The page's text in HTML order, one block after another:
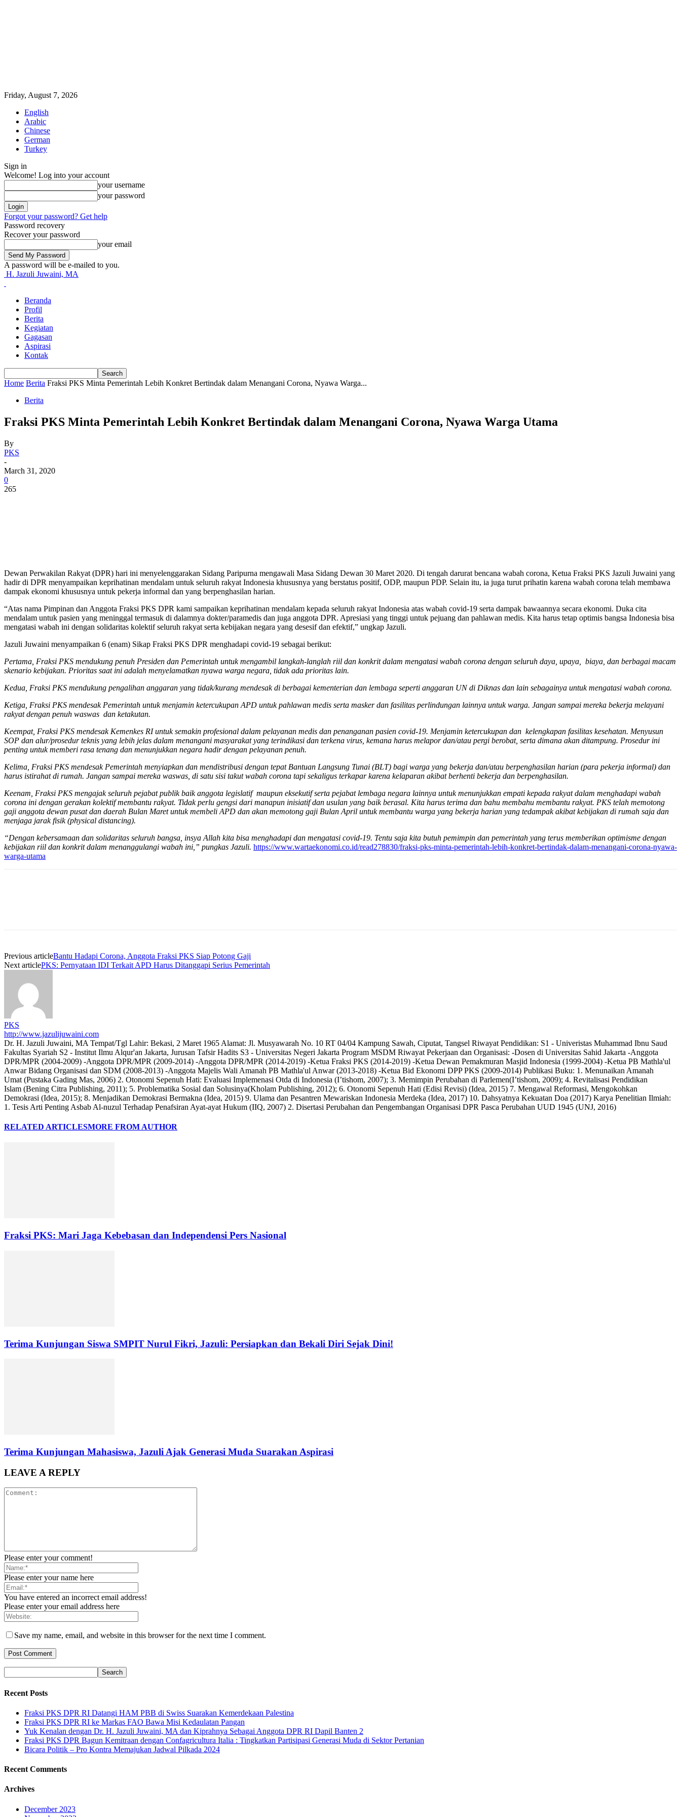
Friday, August 7, 2026
English
Arabic
Chinese
German
Turkey
Sign in
Welcome! Log into your account
your username
your password
Forgot your password? Get help
Password recovery
Recover your password
your email
A password will be e-mailed to you.
H. Jazuli Juwaini, MA
Beranda
Profil
Berita
Kegiatan
Gagasan
Aspirasi
Kontak
Home Berita Fraksi PKS Minta Pemerintah Lebih Konkret Bertindak dalam Menangani Corona, Nyawa Warga...
Berita
Fraksi PKS Minta Pemerintah Lebih Konkret Bertindak dalam Menangani Corona, Nyawa Warga Utama
By
PKS
-
March 31, 2020
0
265
Dewan Perwakilan Rakyat (DPR) hari ini menyelenggarakan Sidang Paripurna mengawali Masa Sidang Dewan 30 Maret 2020. Di tengah darurat bencana wabah corona, Ketua Fraksi PKS Jazuli Juwaini yang
hadir di DPR menyampaikan keprihatinan mendalam untuk seluruh rakyat Indonesia khususnya yang berstatus positif, ODP, maupun PDP. Selain itu, ia juga turut prihatin karena wabah corona telah membawa
dampak ekonomi khususnya untuk pekerja informal dan yang berpenghasilan harian.
“Atas nama Pimpinan dan Anggota Fraksi PKS DPR kami sampaikan keprihatinan mendalam kepada seluruh rakyat Indonesia atas wabah covid-19 serta dampak bawaannya secara ekonomi. Duka cita
mendalam untuk pasien yang meninggal termasuk di dalamnya dokter/paramedis dan juga anggota DPR. Apresiasi yang tinggi untuk pejuang dan pahlawan medis. Kita harus tetap optimis bangsa Indonesia bisa
mengatasi wabah ini dengan solidaritas kolektif seluruh rakyat serta kebijakan negara yang desesif dan efektif,” ungkap Jazuli.
Jazuli Juwaini menyampaikan 6 (enam) Sikap Fraksi PKS DPR menghadapi covid-19 sebagai berikut:
Pertama, Fraksi PKS mendukung penuh Presiden dan Pemerintah untuk mengambil langkah-langlah riil dan konkrit dalam mengatasi wabah corona dengan seluruh daya, upaya, biaya, dan berbagai macam
skenario kebijakan. Prioritas saat ini adalah menyelamatkan nyawa warga negara, tidak ada prioritas lain.
Kedua, Fraksi PKS mendukung pengalihan anggaran yang tidak/kurang mendesak di berbagai kementerian dan lembaga seperti anggaran UN di Diknas dan lain sebagainya untuk mengatasi wabah corona.
Ketiga, Fraksi PKS mendesak Pemerintah untuk menjamin ketercukupan APD untuk pahlawan medis serta masker dan fasilitas perlindungan lainnya untuk warga. Jangan sampai mereka bekerja melayani
rakyat dengan penuh waswas dan ketakutan.
Keempat, Fraksi PKS mendesak Kemenkes RI untuk semakin profesional dalam pelayanan medis dan penanganan pasien covid-19. Menjamin ketercukupan dan kelengkapan fasilitas kesehatan. Menyusun
SOP dan alur/prosedur teknis yang lebih jelas dalam menangani masyarakat yang terindikasi dan terkena virus, kemana harus melapor dan/atau pergi berobat, serta dimana akan ditampung. Prosedur ini
penting untuk memberi rasa tenang dan menunjukkan negara hadir dengan pelayanan penuh.
Kelima, Fraksi PKS mendesak Pemerintah menyiapkan dan mendistribusi dengan tepat Bantuan Langsung Tunai (BLT) bagi warga yang bekerja dan/atau berpenghasilan harian (para pekerja informal) dan
harus istirahat di rumah. Jangan sampai mereka waswas, di satu sisi takut wabah corona tapi sekaligus terkapar karena kelaparan akibat berhenti bekerja dan berpenghasilan.
Keenam, Fraksi PKS mengajak seluruh pejabat publik baik anggota legislatif maupun eksekutif serta pejabat lembaga negara lainnya untuk menunjukkan empati kepada rakyat dalam menghadapi wabah
corona ini dengan gerakan kolektif membantu rakyat. Tidak perlu gengsi dari manapun inisiatif dan usulan yang baik berasal. Kita harus terima dan bahu membahu membantu rakyat. PKS telah memotong
gaji anggota dewan pusat dan daerah Bulan Maret untuk membeli APD dan akan memotong gaji Bulan April untuk membantu warga yang bekerja harian yang tedampak akibat kebijakan di rumah saja dan
menjaga jarak fisik (physical distancing).
“Dengan kebersamaan dan solidaritas seluruh bangsa, insya Allah kita bisa menghadapi dan mengatasi covid-19. Tentu saja kita butuh pemimpin dan pemerintah yang terus memberikan optimisme dengan
kebijakan riil dan konkrit dalam menanggulangi wabah ini,” pungkas Jazuli. https://www.wartaekonomi.co.id/read278830/fraksi-pks-minta-pemerintah-lebih-konkret-bertindak-dalam-menangani-corona-nyawa-
warga-utama
Previous articleBantu Hadapi Corona, Anggota Fraksi PKS Siap Potong Gaji
Next articlePKS: Pernyataan IDI Terkait APD Harus Ditanggapi Serius Pemerintah
PKS
http://www.jazulijuwaini.com
Dr. H. Jazuli Juwaini, MA Tempat/Tgl Lahir: Bekasi, 2 Maret 1965 Alamat: Jl. Musyawarah No. 10 RT 04/04 Kampung Sawah, Ciputat, Tangsel Riwayat Pendidikan: S1 - Univeristas Muhammad Ibnu Saud
Fakultas Syariah S2 - Institut Ilmu Alqur'an Jakarta, Jurusan Tafsir Hadits S3 - Universitas Negeri Jakarta Program MSDM Riwayat Pekerjaan dan Organisasi: -Dosen di Universitas Sahid Jakarta -Anggota
DPR/MPR (2004-2009) -Anggota DPR/MPR (2009-2014) -Anggota DPR/MPR (2014-2019) -Ketua Fraksi PKS (2014-2019) -Ketua Dewan Pemakmuran Masjid Indonesia (1999-2004) -Ketua PB Mathla'ul
Anwar Bidang Organisasi dan SDM (2008-2013) -Anggota Majelis Wali Amanah PB Mathla'ul Anwar (2013-2018) -Ketua Bid Ekonomi DPP PKS (2009-2014) Publikasi Buku: 1. Menunaikan Amanah
Umat (Pustaka Gading Mas, 2006) 2. Otonomi Sepenuh Hati: Evaluasi Implemenasi Otda di Indonesia (I’tishom, 2007); 3. Memimpin Perubahan di Parlemen(I’tishom, 2009); 4. Revitalisasi Pendidikan
Islam (Bening Citra Publishing, 2011); 5. Problematika Sosial dan Solusinya(Kholam Publishing, 2012); 6. Otonomi Sepenuh Hati (Edisi Revisi) (Idea, 2015) 7. Mengawal Reformasi, Mengokohkan
Demokrasi (Idea, 2015); 8. Menjadikan Demokrasi Bermakna (Idea, 2015) 9. Ulama dan Pesantren Mewariskan Indonesia Merdeka (Idea, 2017) 10. Dahsyatnya Kekuatan Doa (2017) Karya Penelitian Ilmiah:
1. Tesis Arti Penting Asbab Al-nuzul Terhadap Penafsiran Ayat-ayat Hukum (IIQ, 2007) 2. Disertasi Perubahan dan Pengembangan Organisasi DPR Pasca Perubahan UUD 1945 (UNJ, 2016)
RELATED ARTICLESMORE FROM AUTHOR
Fraksi PKS: Mari Jaga Kebebasan dan Independensi Pers Nasional
Terima Kunjungan Siswa SMPIT Nurul Fikri, Jazuli: Persiapkan dan Bekali Diri Sejak Dini!
Terima Kunjungan Mahasiswa, Jazuli Ajak Generasi Muda Suarakan Aspirasi
LEAVE A REPLY
Please enter your comment!
Please enter your name here
You have entered an incorrect email address!
Please enter your email address here
Save my name, email, and website in this browser for the next time I comment.
Recent Posts
Fraksi PKS DPR RI Datangi HAM PBB di Swiss Suarakan Kemerdekaan Palestina
Fraksi PKS DPR RI ke Markas FAO Bawa Misi Kedaulatan Pangan
Yuk Kenalan dengan Dr. H. Jazuli Juwaini, MA dan Kiprahnya Sebagai Anggota DPR RI Dapil Banten 2
Fraksi PKS DPR Bagun Kemitraan dengan Confagricultura Italia : Tingkatkan Partisipasi Generasi Muda di Sektor Pertanian
Bicara Politik – Pro Kontra Memajukan Jadwal Pilkada 2024
Recent Comments
Archives
December 2023